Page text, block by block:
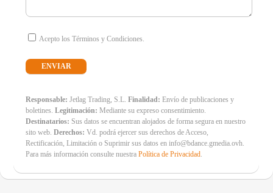
Acepto los Términos y Condiciones.
Responsable: Jetlag Trading, S.L.Finalidad: Envío de publicaciones y
boletines.Legitimación: Mediante su expreso consentimiento.
Destinatarios: Sus datos se encuentran alojados de forma segura en nuestro
sito web.Derechos: Vd. podrá ejercer sus derechos de Acceso,
Rectificación, Limitación o Suprimir sus datos en info@bdance.gmedia.ovh.
Para más información consulte nuestraPolítica de Privacidad